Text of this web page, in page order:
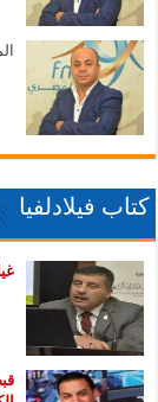
كتاب فيلادلفيا